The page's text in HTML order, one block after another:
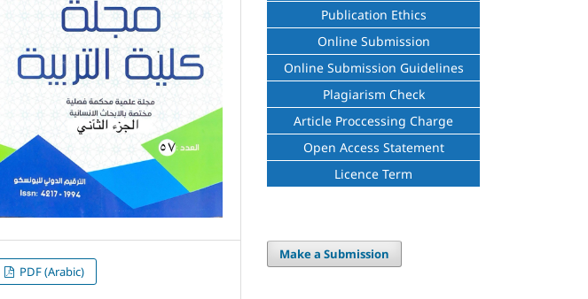
PDF (Arabic)
Publication Ethics
Online Submission
Online Submission Guidelines
Plagiarism Check
Article Proccessing Charge
Open Access Statement
Licence Term
Make a Submission